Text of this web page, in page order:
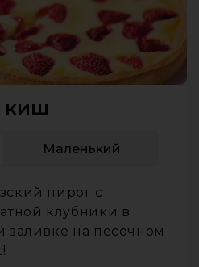
киш
Маленький
пирог с
клубники в
заливке на песочном